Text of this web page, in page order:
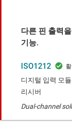
다른 핀 출력
기능.
ISO1212
디지털 입력 모
리시버
Dual-channel